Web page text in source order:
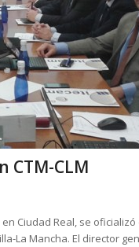
CTM-CLM
Ciudad Real, se
La Mancha. El director